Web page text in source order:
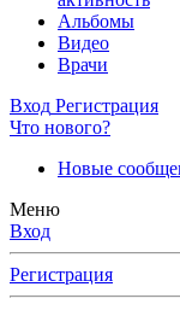
Альбомы
Видео
Врачи
Вход Регистрация
Что нового?
Новые
Меню
Вход
Регистрация